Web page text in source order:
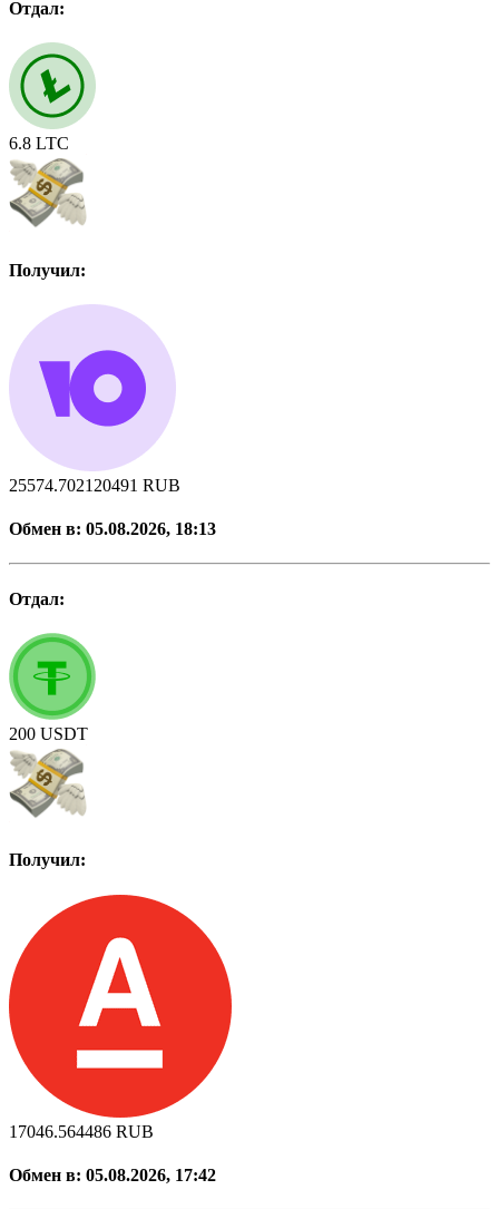
Отдал:
6.8 LTC
Получил:
25574.702120491 RUB
Обмен в: 05.08.2026, 18:13
Отдал:
200 USDT
Получил:
17046.564486 RUB
Обмен в: 05.08.2026, 17:42